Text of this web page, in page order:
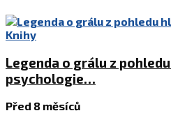
Knihy
Legenda o grálu z
psychologie…
Před 8 měsíců